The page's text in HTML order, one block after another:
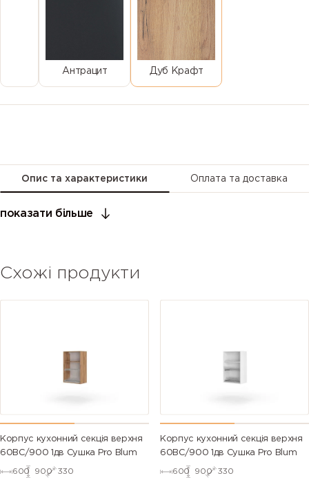
Антрацит Дуб Крафт
Опис та характеристики Оплата та доставка
показати більше
Схожі продукти
Корпус кухонний секцiя верхня
60ВС/900 1дв Сушка Pro Blum
600 900 330
Корпус кухонний секцiя верхня
60ВС/900 1дв Сушка Pro Blum
600 900 330